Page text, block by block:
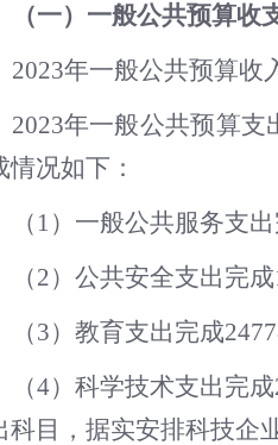
（一）一般公共预算收
2023年一般公共预算收
2023年一般公共预算支
情况如下：
（1）一般公共服务支
（2）公共安全支出完
（3）教育支出完成
（4）科学技术支出完
科目，据实安排科技企